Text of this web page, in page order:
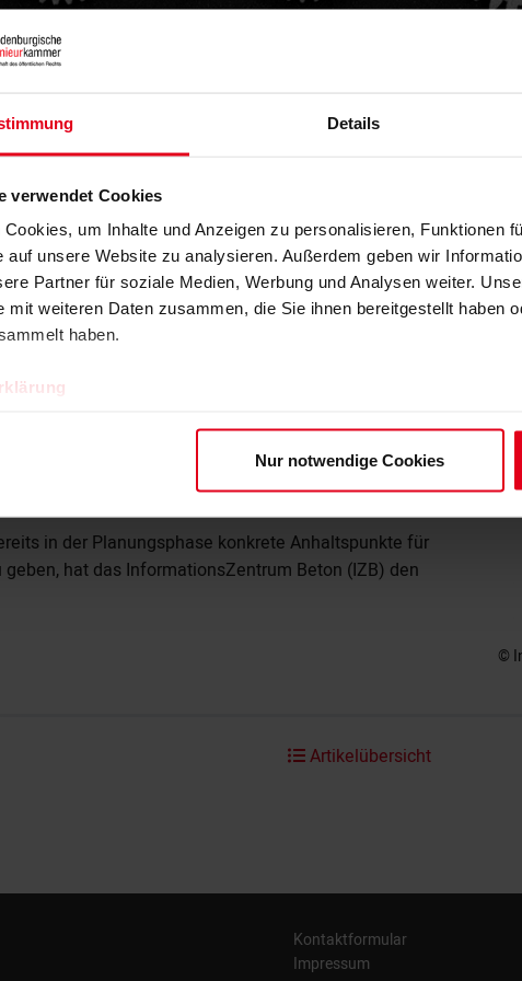
Details
verwendet Cookies
um Inhalte und Anzeigen zu personalisieren, Funktionen
auf unsere Website zu analysieren. Außerdem geben wir
Partner für soziale Medien, Werbung und Analysen weiter.
mit weiteren Daten zusammen, die Sie ihnen bereitgestellt haben
haben.
Nur notwendige Cookies
Planung: Neuer Konfigurator
ist eine der zentralen Aufgaben im Bauwesen.
im Fokus, da seine Herstellung und Verarbeitung
in der Planungsphase konkrete Anhaltspunkte für
hat das InformationsZentrum Beton (IZB) den
©
Artikelübersicht
Kontaktformular
Impressum